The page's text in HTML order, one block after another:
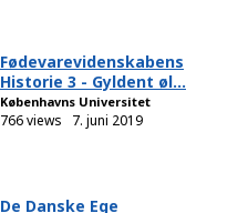
Fødevarevidenskabens
Historie 3 - Gyldent øl...
Københavns Universitet
766 views 7. juni 2019
De Danske Ege